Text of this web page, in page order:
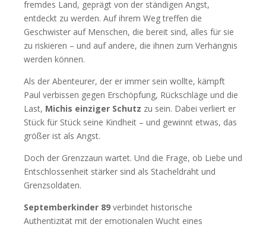
fremdes Land, geprägt von der ständigen Angst,
entdeckt zu werden. Auf ihrem Weg treffen die
Geschwister auf Menschen, die bereit sind, alles für sie
zu riskieren – und auf andere, die ihnen zum Verhängnis
werden können.
Als der Abenteurer, der er immer sein wollte, kämpft
Paul verbissen gegen Erschöpfung, Rückschläge und die
Last, Michis einziger Schutz zu sein. Dabei verliert er
Stück für Stück seine Kindheit – und gewinnt etwas, das
größer ist als Angst.
Doch der Grenzzaun wartet. Und die Frage, ob Liebe und
Entschlossenheit stärker sind als Stacheldraht und
Grenzsoldaten.
Septemberkinder 89 verbindet historische
Authentizität mit der emotionalen Wucht eines